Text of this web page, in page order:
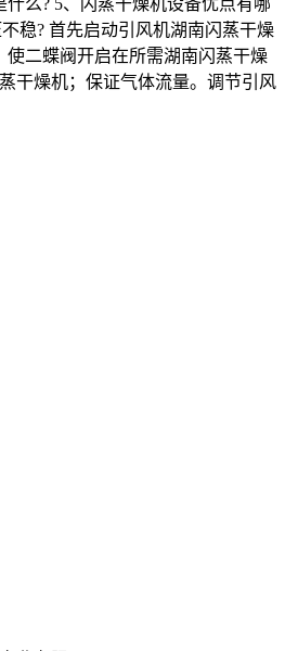
么? 5、闪蒸干燥机设备优点有哪
稳? 首先启动引风机湖南闪蒸干燥
使二蝶阀开启在所需湖南闪蒸干燥
干燥机；保证气体流量。调节引风